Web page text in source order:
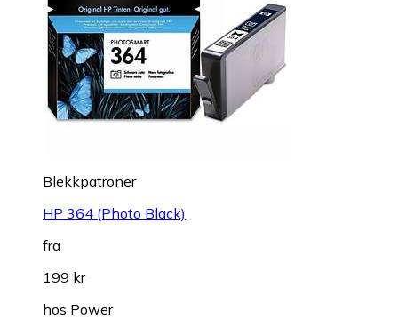
Blekkpatroner
HP 364 (Photo Black)
fra
199 kr
hos Power